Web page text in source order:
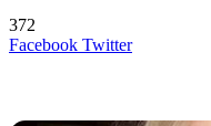
372
Facebook TwitterLinkedIn
Tumblr
Reddit
Вконтакте
Skype
Messenger
Messenger
WhatsApp
Telegram
Viber
Line
Поделиться
Печатать